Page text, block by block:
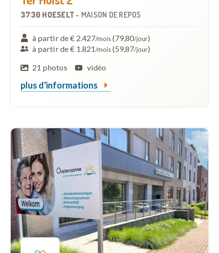
3730 HOESELT - MAISON DE REPOS
à partir de € 2.427/mois(79,80/jour)
à partir de € 1.821/mois(59,87/jour)
21 photos
vidéo
plus d'informations